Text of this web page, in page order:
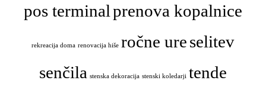
pos terminalprenova kopalnice
rekreacija doma renovacija hiše ročne ureselitev
senčila stenska dekoracija stenski koledarji tende